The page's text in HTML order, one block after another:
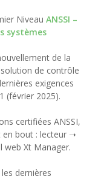
Niveau ANSSI –
systèmes
de la
solution de contrôle
exigences
(février 2025).
certifiées ANSSI,
en bout : lecteur ➝
Xt Manager.
dernières